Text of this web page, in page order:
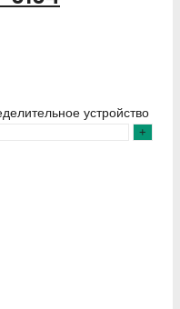
устройство